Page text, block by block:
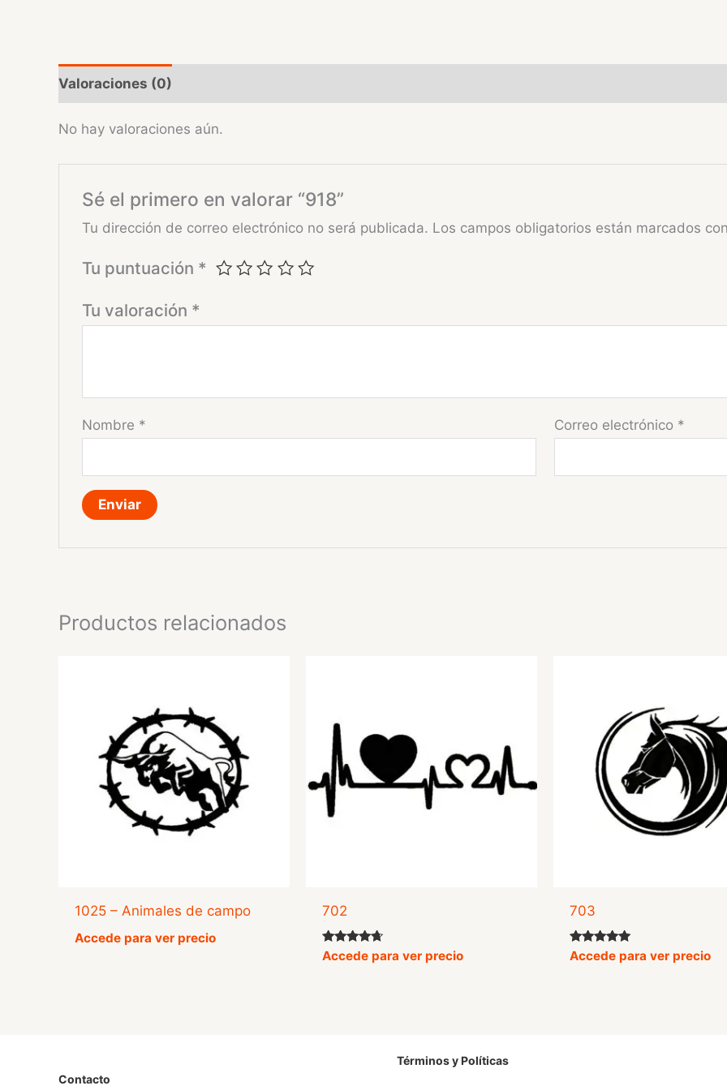
Valoraciones (0)
No hay valoraciones aún.
Sé el primero en valorar “918”
Tu dirección de correo electrónico no será publicada. Los campos obligatorios están marcados
Tu puntuación *
Tu valoración *
Nombre * Correo electrónico *
Productos relacionados
1025 – Animales de campo
Accede para ver precio
702
Valorado
con
Accede para ver precio
703
Valorado
con
Accede para ver precio
Contacto
Términos y Políticas